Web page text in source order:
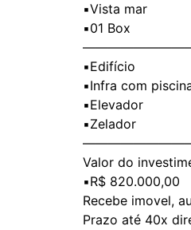
▪️Vista mar
▪️01 Box
▪️Edifício
▪️Infra com
▪️Elevador
▪️Zelador
Valor do
▪️R$ 820.000,00
Recebe imovel,
Prazo até 40x